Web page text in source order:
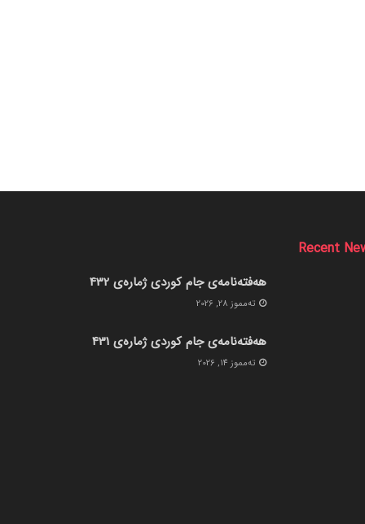
Recent
هەفتەنامەی جام کوردی ژمارەی 432
ته‌مموز 28, 2026
هەفتەنامەی جام کوردی ژمارەی 431
ته‌مموز 14, 2026